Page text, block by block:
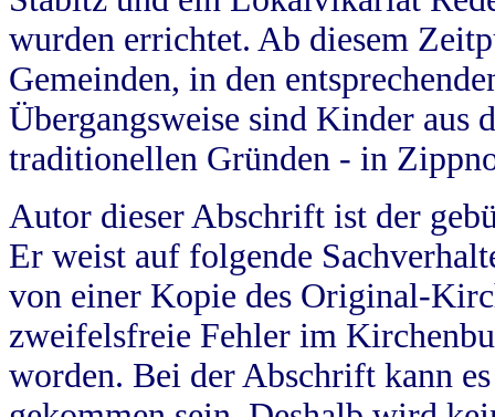
wurden errichtet. Ab diesem
Gemeinden, in den
Übergangsweise sind Kinder aus
traditionellen Gründen - in
Autor dieser Abschrift ist der
Er weist auf folgende
von einer Kopie des Original-
zweifelsfreie Fehler im
worden. Bei der Abschrift kann